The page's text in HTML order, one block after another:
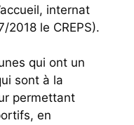
internat
2018 le CREPS).
qui ont un
sont à la
permettant
en